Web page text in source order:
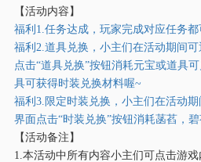
【活动内容】
福利 1.任务达成，玩家完成对应任务
福利 2.道具兑换，小主们在活动期间
点击“道具兑换”按钮消耗元宝或道具
具可获得时装兑换材料喔~
福利 3.限定时装兑换，小主们在活动
界面点击“时装兑换”按钮消耗菡萏，
【活动备注】
1.本活动中所有内容小主们可点击游